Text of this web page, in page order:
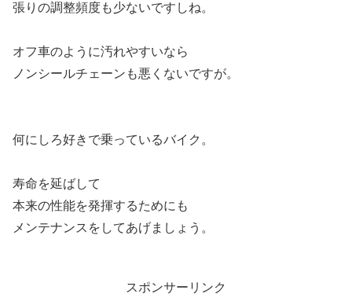
張りの調整頻度も少ないですしね。
オフ車のように汚れやすいなら
ノンシールチェーンも悪くないですが。
何にしろ好きで乗っているバイク。
寿命を延ばして
本来の性能を発揮するためにも
メンテナンスをしてあげましょう。
スポンサーリンク